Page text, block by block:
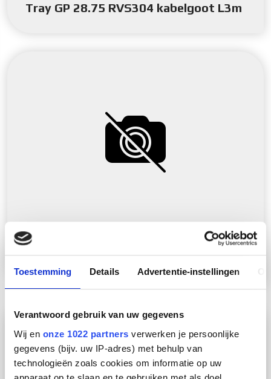
Toestemming Details Advertentie-instellingen
Verantwoord gebruik van uw gegevens
Wij en onze 1022 partners verwerken je persoonlijke
gegevens (bijv. uw IP-adres) met behulp van
technologieën zoals cookies om informatie op uw
Tray GP 28.75 RVS304 kabelgoot L3m
Tray GP 28.75 RVS316 kabelgoot L3m